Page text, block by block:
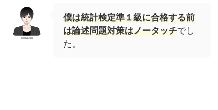
僕は統計検定準１級に合格する前
は論述問題対策はノータッチでし
た。